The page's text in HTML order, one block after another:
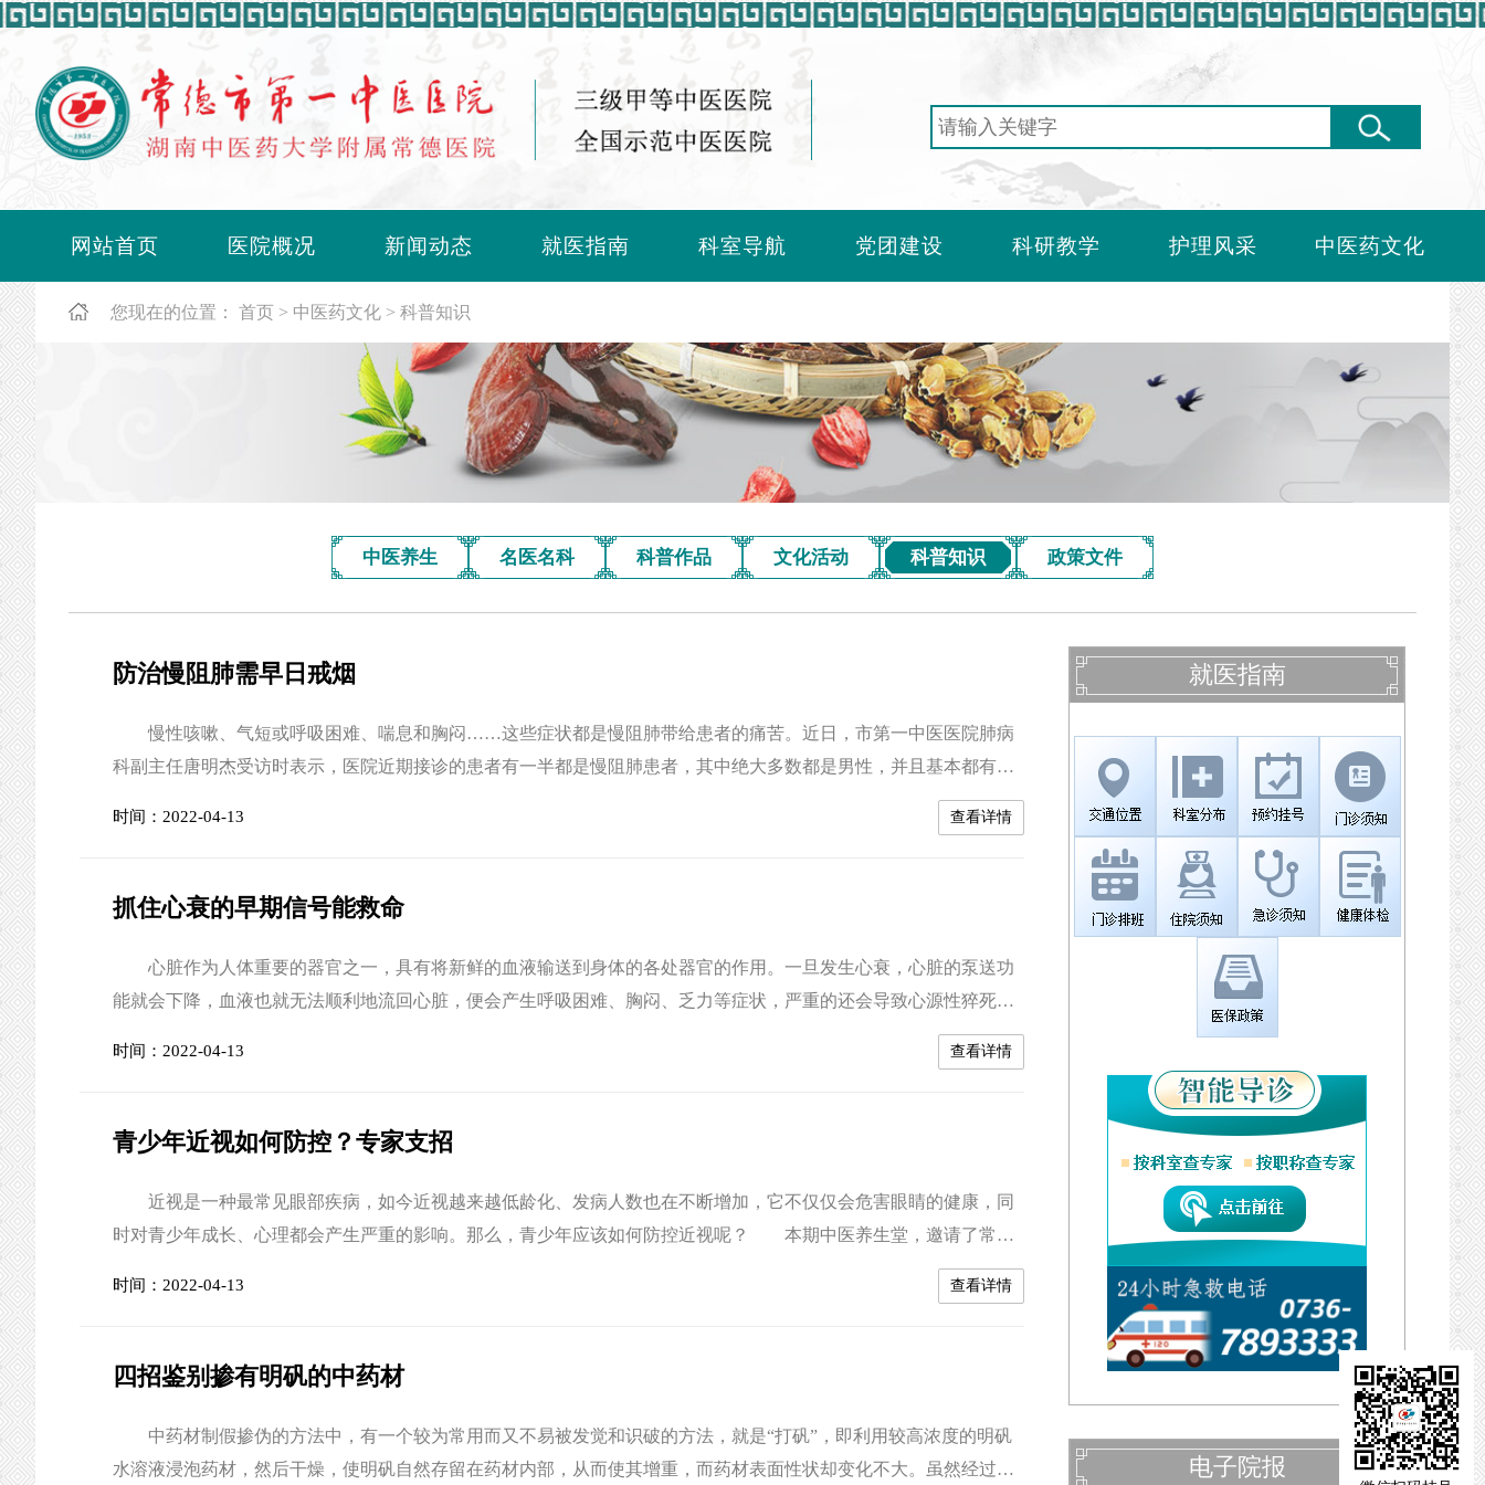
网站首页 医院概况 新闻动态 就医指南 科室导航 党团建设 科研教学 护理风采 中医药文化
您现在的位置： 首页 中医药文化 科普知识
中医养生 名医名科 科普作品 文化活动 科普知识 政策文件
防治慢阻肺需早日戒烟
慢性咳嗽、气短或呼吸困难、喘息和胸闷……这些症状都是慢阻肺带给患者的痛苦。近日，市第一中医医院肺病
科副主任唐明杰受访时表示，医院近期接诊的患者有一半都是慢阻肺患者，其中绝大多数都是男性，并且基本都有较
长的吸烟史。 唐明杰讲述了他印象最深的一个案例，有一位老年患者患上了慢阻肺，采取了各种方法治疗慢阻
肺，但是依然没有效果，原因就是因为他没有戒烟。只要病情稍微有些好转，老人甚至会躲起来吸烟不让医生...
时间：2022-04-13 查看详情
抓住心衰的早期信号能救命
心脏作为人体重要的器官之一，具有将新鲜的血液输送到身体的各处器官的作用。一旦发生心衰，心脏的泵送功
能就会下降，血液也就无法顺利地流回心脏，便会产生呼吸困难、胸闷、乏力等症状，严重的还会导致心源性猝死。
市第一中医医院心内科副主任邵林提醒市民要警惕心衰，做到早发现早治疗，有心血管疾病的患者还可以定期做心衰
的检查。 心衰患病率为1.5%-2.0%，对65岁以上的老年人来说可达6%-10%，我国因心衰急性发作住院的患...
时间：2022-04-13 查看详情
青少年近视如何防控？专家支招
近视是一种最常见眼部疾病，如今近视越来越低龄化、发病人数也在不断增加，它不仅仅会危害眼睛的健康，同
时对青少年成长、心理都会产生严重的影响。那么，青少年应该如何防控近视呢？ 本期中医养生堂，邀请了常德
市第一中医医院眼科医师、在读博士覃艮艳出镜讲解， 近视防控小妙招： 第一，养成良好的用眼习惯：保持
正确的读写姿势：眼离书本一尺、胸离桌子一拳、手离笔尖一寸，一个端正的读写姿势能有效减轻眼睛的负...
时间：2022-04-13 查看详情
四招鉴别掺有明矾的中药材
中药材制假掺伪的方法中，有一个较为常用而又不易被发觉和识破的方法，就是“打矾”，即利用较高浓度的明矾
水溶液浸泡药材，然后干燥，使明矾自然存留在药材内部，从而使其增重，而药材表面性状却变化不大。虽然经过明
就医指南
电子院报